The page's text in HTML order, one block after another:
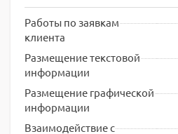
Работы по заявкам
клиента
Размещение текстовой
информации
Размещение графической
информации
Взаимодействие с